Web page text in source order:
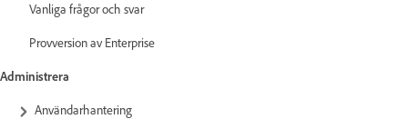
Vanliga frågor och svar
Provversion av Enterprise
Administrera
Användarhantering